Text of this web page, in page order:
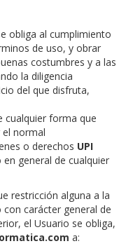
obliga al cumplimiento
de uso, y obrar
costumbres y a las
la diligencia
del que disfruta,
cualquier forma que
normal
o derechos UPI
general de cualquier
restricción alguna a la
carácter general de
el Usuario se obliga,
a: